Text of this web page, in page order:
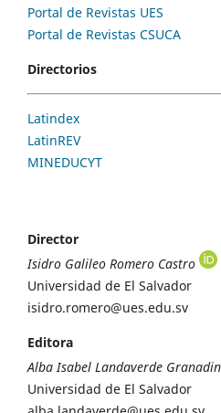
Portal de Revistas UES
Portal de Revistas CSUCA
Directorios
Latindex
LatinREV
MINEDUCYT
Director
Isidro Galileo Romero Castro
Universidad de El Salvador
isidro.romero@ues.edu.sv
Editora
Alba Isabel Landaverde
Universidad de El Salvador